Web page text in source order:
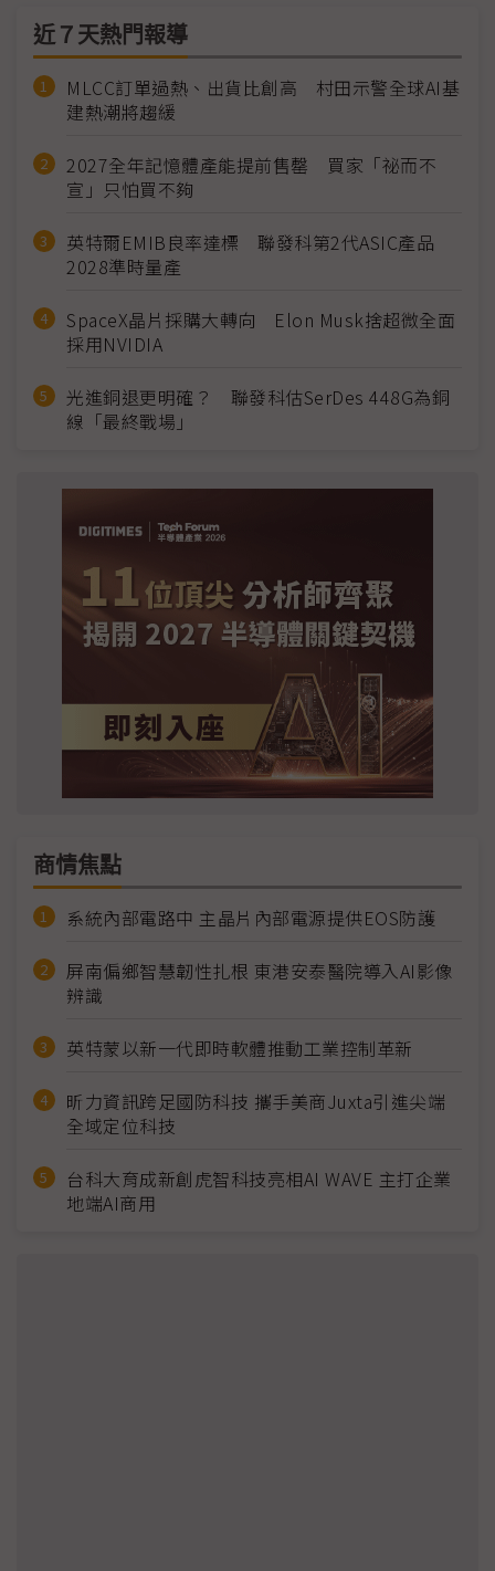
近７天熱門報導
MLCC訂單過熱、出貨比創高 村田示警全球AI基
建熱潮將趨緩
2027全年記憶體產能提前售罄 買家「祕而不
宣」只怕買不夠
英特爾EMIB良率達標 聯發科第2代ASIC產品
2028準時量產
SpaceX晶片採購大轉向 Elon Musk捨超微全面
採用NVIDIA
光進銅退更明確？ 聯發科估SerDes 448G為銅
線「最終戰場」
商情焦點
系統內部電路中 主晶片內部電源提供EOS防護
屏南偏鄉智慧韌性扎根 東港安泰醫院導入AI影像
辨識
英特蒙以新一代即時軟體推動工業控制革新
昕力資訊跨足國防科技 攜手美商Juxta引進尖端
全域定位科技
台科大育成新創虎智科技亮相AI WAVE 主打企業
地端AI商用